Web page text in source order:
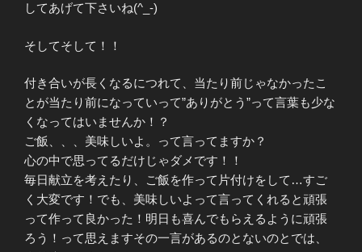
してあげて下さいね(^_-)
そしてそして！！
付き合いが長くなるにつれて、当たり前じゃなかったこ
とが当たり前になっていって”ありがとう”って言葉も少な
くなってはいませんか！？
ご飯、、、美味しいよ。って言ってますか？
心の中で思ってるだけじゃダメです！！
毎日献立を考えたり、ご飯を作って片付けをして…すご
く大変です！でも、美味しいよって言ってくれると頑張
って作って良かった！明日も喜んでもらえるように頑張
ろう！って思えますその一言があるのとないのとでは、